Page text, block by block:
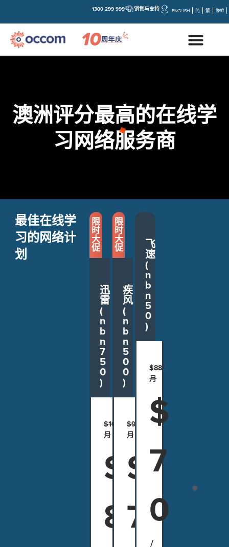
销售与支持
1300 299 999 ENGLISH 简 繁 हिन्दी
澳洲评分最高的在线学
习网络服务商
最佳在线学
习的网络计
划
限
时
大
促
迅
雷
(
n
b
n
7
5
0
)
$108/
月
$
8
限
时
大
促
疾
风
(
n
b
n
5
0
0
)
$95/
月
$
7
飞
速
(
n
b
n
5
0
)
$88/
月
$
7
0